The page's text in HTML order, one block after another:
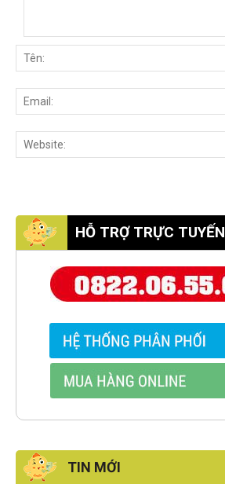
HỖ TRỢ TRỰC TUYẾN
TIN MỚI